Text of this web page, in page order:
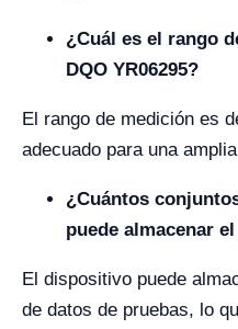
¿Cuál es el rango
DQO YR06295?
El rango de medición es
adecuado para una
¿Cuántos
puede almacenar
El dispositivo puede
de datos de pruebas, lo